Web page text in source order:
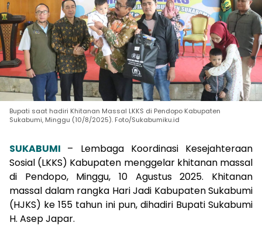
Bupati saat hadiri Khitanan Massal LKKS di Pendopo Kabupaten
Sukabumi, Minggu (10/8/2025). Foto/Sukabumiku.id
SUKABUMI – Lembaga Koordinasi Kesejahteraan
Sosial (LKKS) Kabupaten menggelar khitanan massal
di Pendopo, Minggu, 10 Agustus 2025. Khitanan
massal dalam rangka Hari Jadi Kabupaten Sukabumi
(HJKS) ke 155 tahun ini pun, dihadiri Bupati Sukabumi
H. Asep Japar.